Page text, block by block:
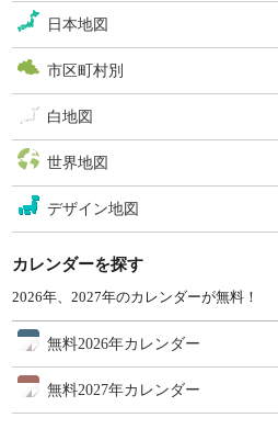
日本地図
市区町村別
白地図
世界地図
デザイン地図
カレンダーを探す
2026年、2027年のカレンダーが無料！
無料2026年カレンダー
無料2027年カレンダー